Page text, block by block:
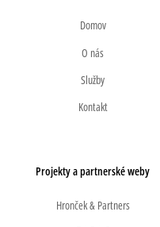
Domov
O nás
Služby
Kontakt
Projekty a partnerské weby
Hronček & Partners